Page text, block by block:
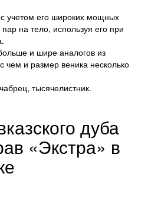
учетом его широких мощных
на тело, используя его при
и шире аналогов из
чем и размер веника несколько
тысячелистник.
дуба
«Экстра» в